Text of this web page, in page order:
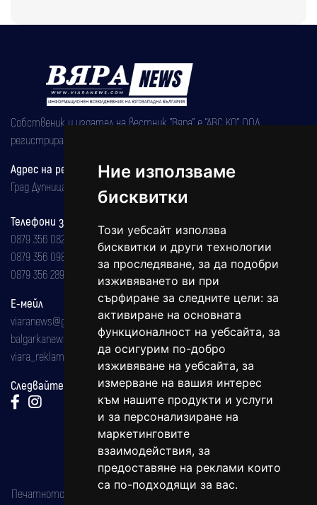
Ние използваме
бисквитки
Този уебсайт използва
бисквитки и други технологии
за проследяване, за да подобри
изживяването ви при
сърфиране за следните цели: за
активиране на основната
функционалност на уебсайта, за
да осигурим по-добро
изживяване на уебсайта, за
измерване на вашия интерес
към нашите продукти и услуги
и за персонализиране на
маркетинговите
взаимодействия, за
предоставяне на реклами които
са по-подходящи за вас.
Собственик и издател на вестник "Вяра" е "АВС КО" ООД,
регистрирана на 08.05.2002 година.
Адрес на редакцията
Град Дупница, ул.''Христо Ботев" 43
Телефони за реклама и абонаменти
0879 356 082
0879 356 098
0879 356 289
Е-мейл
viaranews@gmail.com
balgarkanews@gmail.com
viara_reklama@mail.bg
Следвайте ни:
Печатното издание на вестника е регистрирано в националния